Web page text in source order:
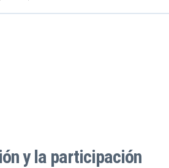
y la participación